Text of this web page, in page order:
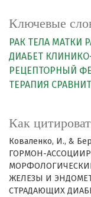
Ключевые
РАК ТЕЛА МАТКИ
ДИАБЕТ
РЕЦЕПТОРНЫЙ
ТЕРАПИЯ
Как
Коваленко, И., &
ГОРМОН-
ЖЕЛЕЗЫ И
СТРАДАЮЩИХ